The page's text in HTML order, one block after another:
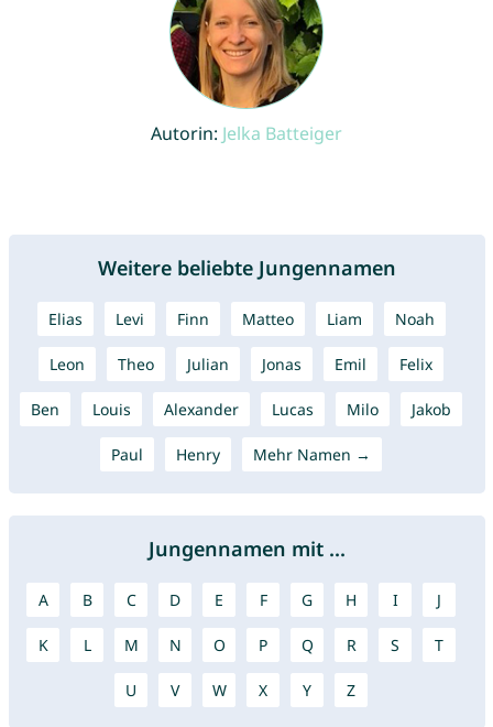
Autorin: Jelka Batteiger
Weitere beliebte Jungennamen
Elias Levi Finn Matteo Liam Noah
Leon Theo Julian Jonas Emil Felix
Ben Louis Alexander Lucas Milo Jakob
Paul Henry Mehr Namen →
Jungennamen mit ...
A B C D E F G H I J
K L M N O P Q R S T
U V W X Y Z